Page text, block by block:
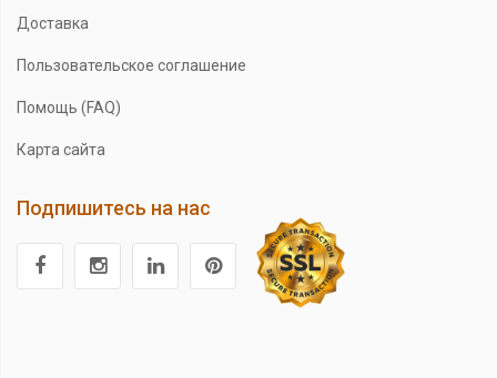
Доставка
Пользовательское соглашение
Помощь (FAQ)
Карта сайта
Подпишитесь на нас